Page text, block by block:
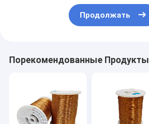
Продолжать
Порекомендованные Продукты